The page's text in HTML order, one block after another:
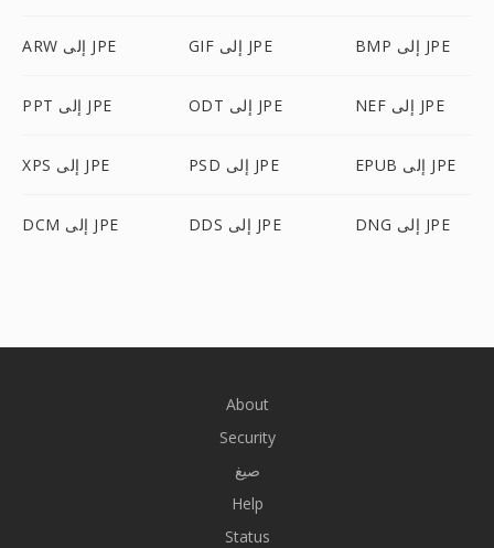
ARW إلى JPE GIF إلى JPE BMP إلى JPE
PPT إلى JPE ODT إلى JPE NEF إلى JPE
XPS إلى JPE PSD إلى JPE EPUB إلى JPE
DCM إلى JPE DDS إلى JPE DNG إلى JPE
About
Security
صيغ
Help
Status